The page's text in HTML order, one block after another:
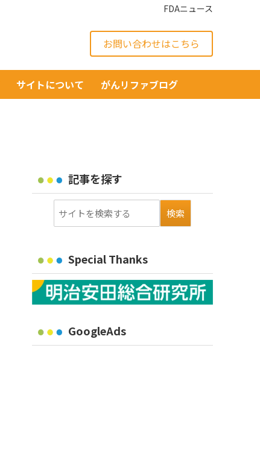
FDAニュース
お問い合わせはこちら
サイトについて がんリファブログ
記事を探す
Special Thanks
GoogleAds